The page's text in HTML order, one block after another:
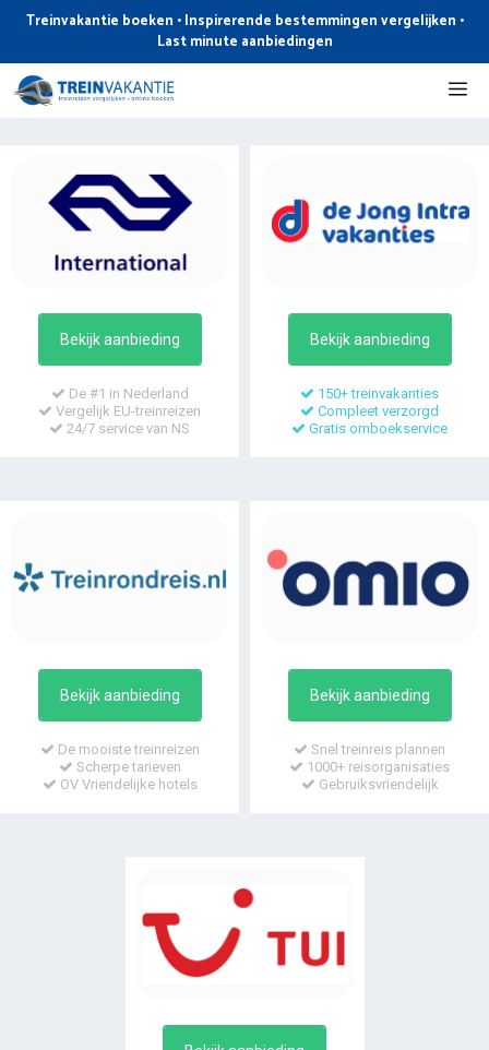
de
inhoud
Treinvakantie boeken • Inspirerende bestemmingen vergelijken •
Last minute aanbiedingen
Bekijk aanbieding
De #1 in Nederland
Vergelijk EU-treinreizen
24/7 service van NS
Bekijk aanbieding
150+ treinvakanties
Compleet verzorgd
Gratis omboekservice
Bekijk aanbieding
De mooiste treinreizen
Scherpe tarieven
OV Vriendelijke hotels
Bekijk aanbieding
Snel treinreis plannen
1000+ reisorganisaties
Gebruiksvriendelijk